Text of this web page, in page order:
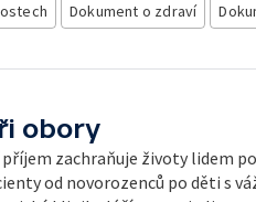
Dokument o zdraví
obory
zachraňuje životy lidem
od novorozenců po děti s